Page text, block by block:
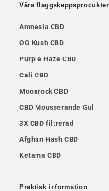
Våra flaggskeppsprodukter
Amnesia CBD
OG Kush CBD
Purple Haze CBD
Cali CBD
Moonrock CBD
CBD Mousserande Gul
3X CBD filtrerad
Afghan Hash CBD
Ketama CBD
Praktisk information